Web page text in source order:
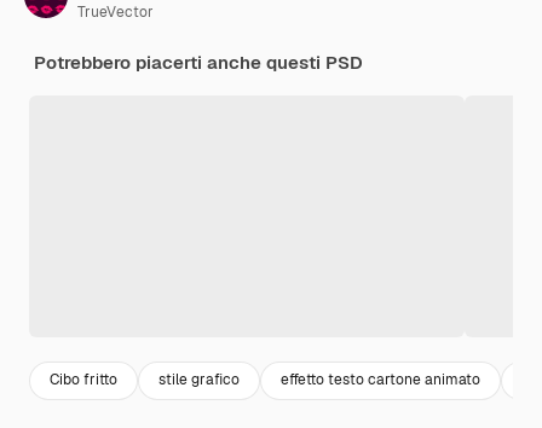
TrueVector
Potrebbero piacerti anche questi PSD
Cibo fritto stile grafico effetto testo cartone animato